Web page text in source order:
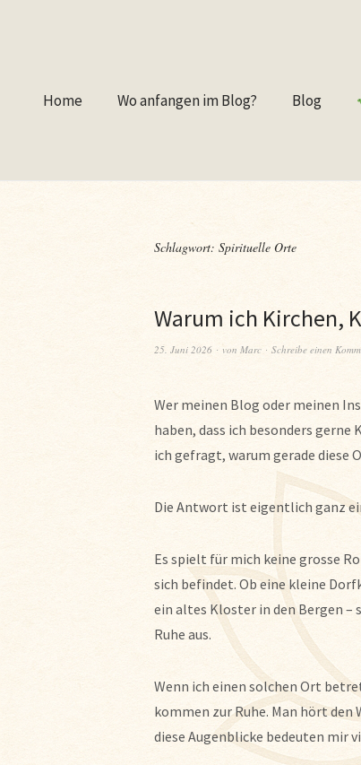
Home Wo anfangen im Blog? Blog
Schlagwort: Spirituelle Orte
Warum ich Kirchen,
25. Juni 2026 von Marc Schreibe einen
Wer meinen Blog oder meinen
haben, dass ich besonders
ich gefragt, warum gerade diese
Die Antwort ist eigentlich ganz
Es spielt für mich keine grosse
sich befindet. Ob eine kleine
ein altes Kloster in den Bergen –
Ruhe aus.
Wenn ich einen solchen Ort
kommen zur Ruhe. Man hört den
diese Augenblicke bedeuten mir